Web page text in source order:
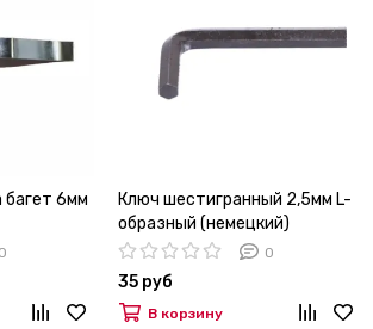
багет 6мм
0
Ключ шестигранный 2,5мм L-
образный (немецкий)
0
35 руб
В корзину